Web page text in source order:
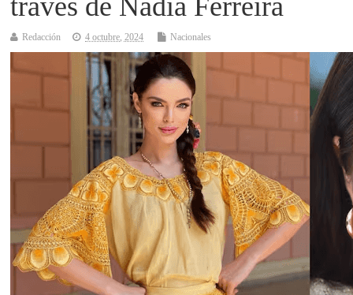
través de Nadia Ferreira
Redacción 4 octubre, 2024 Nacionales